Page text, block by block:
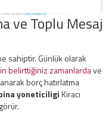
ve Toplu Mesaj
sahiptir. Günlük olarak
belirttiğiniz zamanlardave
borç hatırlatma
yoneticiligiKiracı